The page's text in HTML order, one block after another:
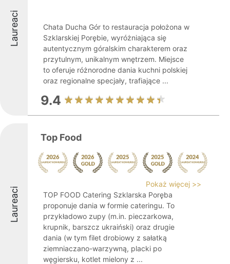
Laureaci
Chata Ducha Gór to restauracja położona w
Szklarskiej Porębie, wyróżniająca się
autentycznym góralskim charakterem oraz
przytulnym, unikalnym wnętrzem. Miejsce
to oferuje różnorodne dania kuchni polskiej
oraz regionalne specjały, trafiające ...
9.4
Laureaci
Top Food
Pokaż więcej >>
TOP FOOD Catering Szklarska Poręba
proponuje dania w formie cateringu. To
przykładowo zupy (m.in. pieczarkowa,
krupnik, barszcz ukraiński) oraz drugie
dania (w tym filet drobiowy z sałatką
ziemniaczano-warzywną, placki po
węgiersku, kotlet mielony z ...